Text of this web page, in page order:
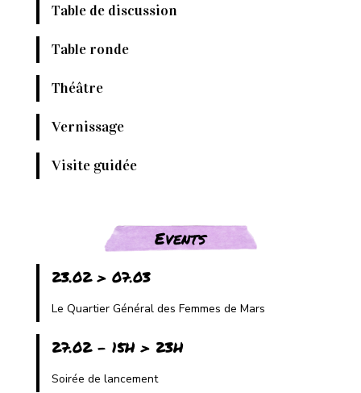
Table de discussion
Table ronde
Théâtre
Vernissage
Visite guidée
Events
23.02 > 07.03
Le Quartier Général des Femmes de Mars
27.02 - 15H > 23H
Soirée de lancement